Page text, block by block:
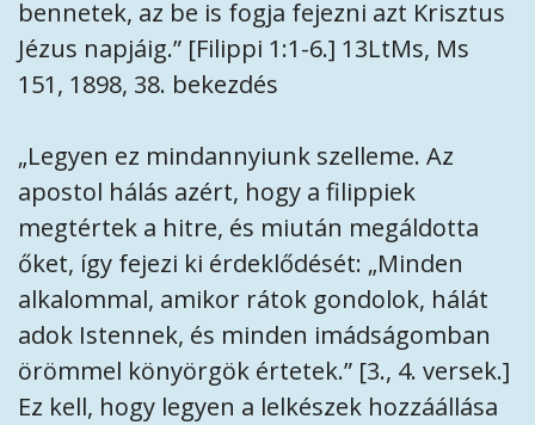
bennetek, az be is fogja fejezni azt Krisztus
Jézus napjáig.” [Filippi 1:1-6.] 13LtMs, Ms
151, 1898, 38. bekezdés
„Legyen ez mindannyiunk szelleme. Az
apostol hálás azért, hogy a filippiek
megtértek a hitre, és miután megáldotta
őket, így fejezi ki érdeklődését: „Minden
alkalommal, amikor rátok gondolok, hálát
adok Istennek, és minden imádságomban
örömmel könyörgök értetek.” [3., 4. versek.]
Ez kell, hogy legyen a lelkészek hozzáállása